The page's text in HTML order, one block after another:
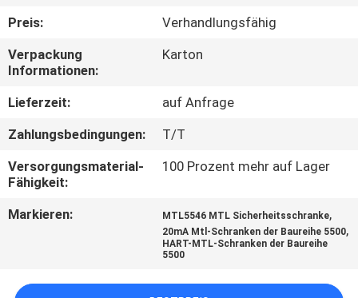
QUALITÄTSKONTROLLE
KONTAKT
MIT
UNS
NEUIGKEITEN
BITTE UM
ANGEBOT
Preis:
Verhandlungsfähig
Verpackung
Informationen:
Karton
Lieferzeit:
auf Anfrage
Zahlungsbedingungen:
T/T
Versorgungsmaterial-
Fähigkeit:
100 Prozent mehr auf Lager
Markieren: MTL5546 MTL Sicherheitsschranke,
20mA Mtl-Schranken der Baureihe 5500,
HART-MTL-Schranken der Baureihe
5500